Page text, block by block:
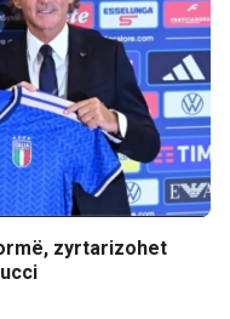
zyrtarizohet